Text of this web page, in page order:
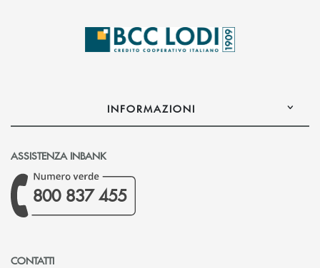
INFORMAZIONI
ASSISTENZA INBANK
800 837 455
CONTATTI